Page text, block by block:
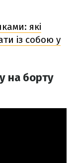
які
із собою у
на борту